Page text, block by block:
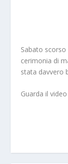
Sabato
cerimonia di
stata davvero
Guarda il